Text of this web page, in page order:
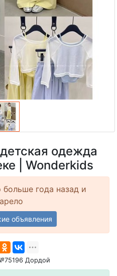
одежда
| Wonderkids
года назад и
объявления
Дордой